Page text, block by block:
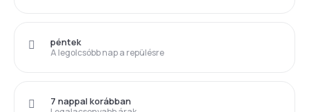
A legolcsóbb nap a repülésre
péntek
7 nappal korábban